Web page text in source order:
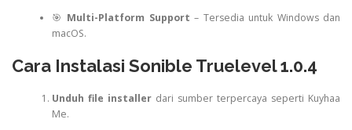
🎯 Multi-Platform Support – Tersedia untuk Windows dan
macOS.
Cara Instalasi Sonible Truelevel 1.0.4
Unduh file installerdari sumber terpercaya seperti Kuyhaa
Me.